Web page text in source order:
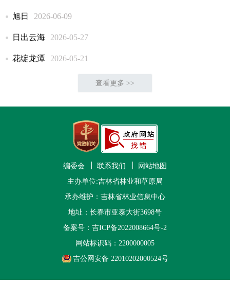
旭日 2026-06-09
日出云海 2026-05-27
花绽龙潭 2026-05-21
查看更多 >>
编委会 联系我们
网站地图
主办单位:吉林省林业和草原局
承办维护：吉林省林业信息中心
地址：长春市亚泰大街3698号
备案号： 吉ICP备2022008664号-2
网站标识码：2200000005
吉公网安备 22010202000524号